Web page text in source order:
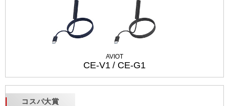
AVIOT
CE-V1 / CE-G1
コスパ大賞